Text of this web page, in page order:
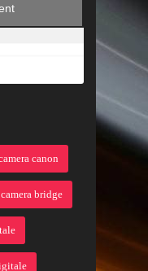
canon
bridge